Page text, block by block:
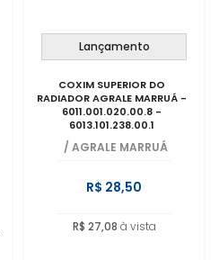
Lançamento
COXIM SUPERIOR DO
RADIADOR AGRALE MARRUÁ -
6011.001.020.00.8 -
6013.101.238.00.1
/ AGRALE MARRUÁ
R$ 28,50
R$ 27,08 à vista